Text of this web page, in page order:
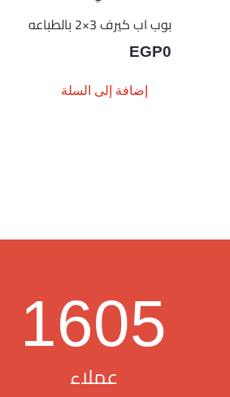
بوب اب كيرف 3×2 بالطباعه
EGP0
إضافة إلى السلة
1605
عملاء